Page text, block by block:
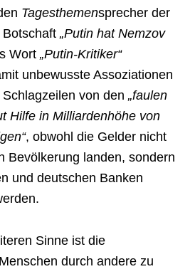
Tagesthemensprecher der
„Putin hat Nemzov
Wort „Putin-Kritiker“
unbewusste Assoziationen
von den „faulen
Hilfe in Milliardenhöhe von
, obwohl die Gelder nicht
Bevölkerung landen, sondern
und deutschen Banken
Sinne ist die
durch andere zu